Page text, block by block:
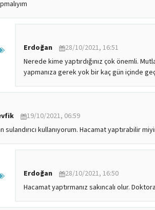
Erdoğan
28/10/2021, 16:51
Nerede kime yaptırdığınız çok önemli.
yapmanıza gerek yok bir kaç gün içinde
19/10/2021, 06:59
sulandırıcı kullanıyorum. Hacamat yaptırabilir
Erdoğan
28/10/2021, 16:50
Hacamat yaptırmanız sakıncalı olur.